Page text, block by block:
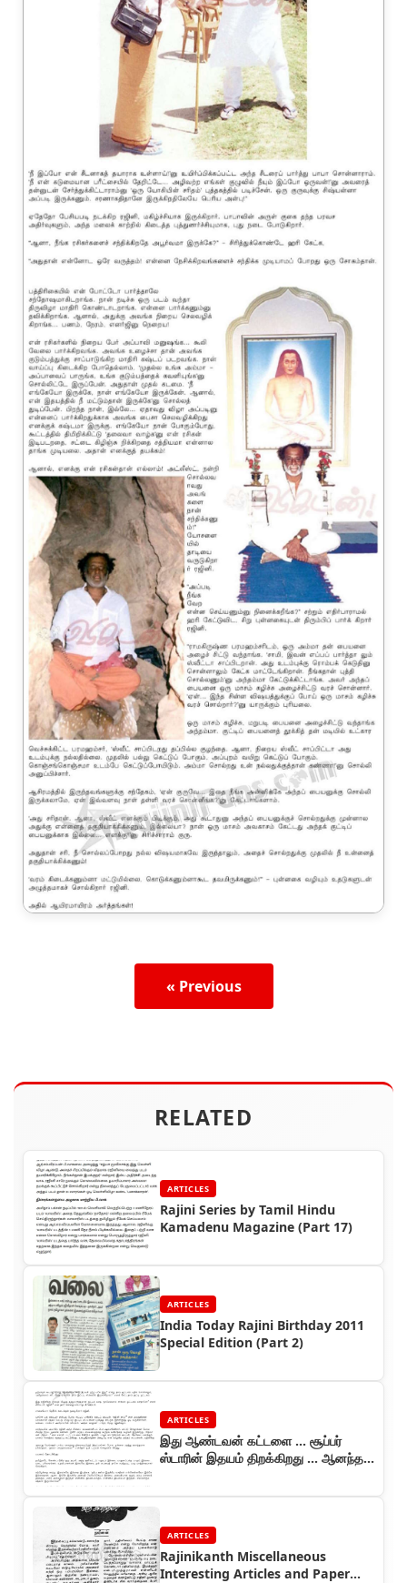
« Previous
RELATED
ARTICLES
Rajini Series by Tamil Hindu
Kamadenu Magazine (Part 17)
ARTICLES
India Today Rajini Birthday 2011
Special Edition (Part 2)
ARTICLES
இது ஆண்டவன் கட்டளை ... சூப்பர்
ஸ்டாரின் இதயம் திறக்கிறது ... ஆனந்த
ARTICLES
Rajinikanth Miscellaneous
Interesting Articles and Paper